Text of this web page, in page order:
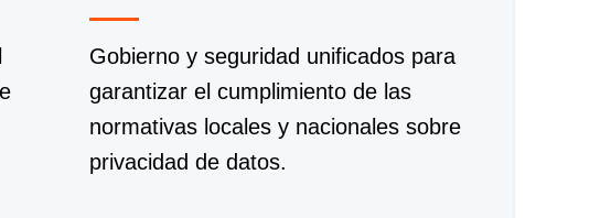
Gobierno y seguridad unificados para
garantizar el cumplimiento de las
normativas locales y nacionales sobre
privacidad de datos.